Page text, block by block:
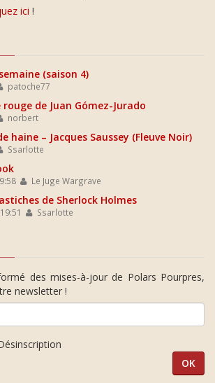
ici !
(saison 4)
patoche77
de Juan Gómez-Jurado
norbert
haine – Jacques Saussey (Fleuve Noir)
Ssarlotte
Le Juge Wargrave
de Sherlock Holmes
Ssarlotte
des mises-à-jour de Polars Pourpres,
newsletter !